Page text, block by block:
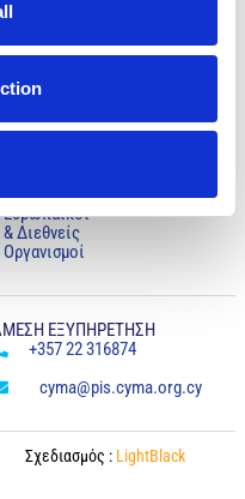
ΧΡΗΣΙΜΑ
Υπηρεσίες
Ανεξάρτητες
Υπηρεσίες
Ευρωπαϊκοί
& Διεθνείς
Οργανισμοί
NOMIKA
Προστασίας
Προσωπικών
ΕΞΥΠΗΡΕΤΗΣΗ
+357 22 316874
cyma@pis.cyma.org.cy
Σχεδιασμός : LightBlack